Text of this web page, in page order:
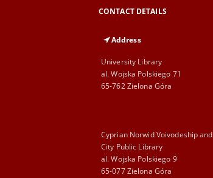
CONTACT DETAILS
Address
University Library
al. Wojska Polskiego 71
65-762 Zielona Góra
Cyprian Norwid Voivodeship and
City Public Library
al. Wojska Polskiego 9
65-077 Zielona Góra